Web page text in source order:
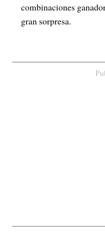
combinaciones
gran sorpresa.